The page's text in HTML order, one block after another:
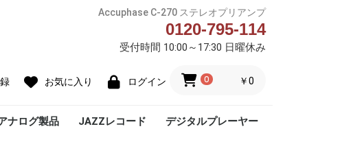
Accuphase C-270 ステレオプリアンプ
0120-795-114
受付時間 10:00～17:30 日曜休み
お気に入り ログイン 0 ￥0
ナログ製品 JAZZレコード デジタルプレーヤー